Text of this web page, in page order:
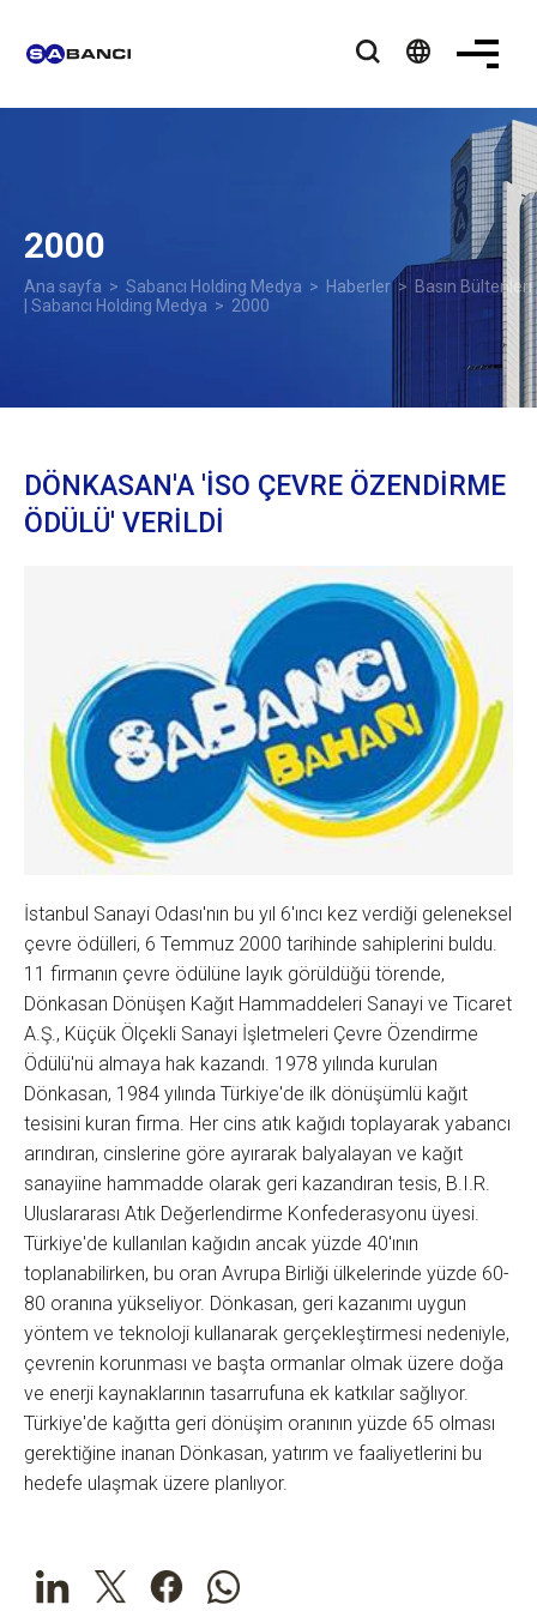
language
2000
Ana sayfa > Sabancı Holding Medya > Haberler> Basın Bültenleri
| Sabancı Holding Medya > 2000
DÖNKASAN'A 'İSO ÇEVRE ÖZENDİRME
ÖDÜLÜ' VERİLDİ
İstanbul Sanayi Odası'nın bu yıl 6'ıncı kez verdiği geleneksel
çevre ödülleri, 6 Temmuz 2000 tarihinde sahiplerini buldu.
11 firmanın çevre ödülüne layık görüldüğü törende,
Dönkasan Dönüşen Kağıt Hammaddeleri Sanayi ve Ticaret
A.Ş., Küçük Ölçekli Sanayi İşletmeleri Çevre Özendirme
Ödülü'nü almaya hak kazandı. 1978 yılında kurulan
Dönkasan, 1984 yılında Türkiye'de ilk dönüşümlü kağıt
tesisini kuran firma. Her cins atık kağıdı toplayarak yabancı
arındıran, cinslerine göre ayırarak balyalayan ve kağıt
sanayiine hammadde olarak geri kazandıran tesis, B.I.R.
Uluslararası Atık Değerlendirme Konfederasyonu üyesi.
Türkiye'de kullanılan kağıdın ancak yüzde 40'ının
toplanabilirken, bu oran Avrupa Birliği ülkelerinde yüzde 60-
80 oranına yükseliyor. Dönkasan, geri kazanımı uygun
yöntem ve teknoloji kullanarak gerçekleştirmesi nedeniyle,
çevrenin korunması ve başta ormanlar olmak üzere doğa
ve enerji kaynaklarının tasarrufuna ek katkılar sağlıyor.
Türkiye'de kağıtta geri dönüşim oranının yüzde 65 olması
gerektiğine inanan Dönkasan, yatırım ve faaliyetlerini bu
hedefe ulaşmak üzere planlıyor.